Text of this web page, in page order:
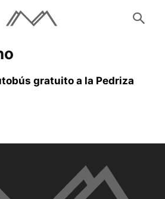
gratuito a la Pedriza